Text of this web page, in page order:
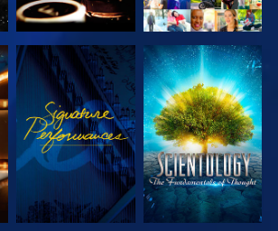
KIJK
VERKEN DE
SERIE